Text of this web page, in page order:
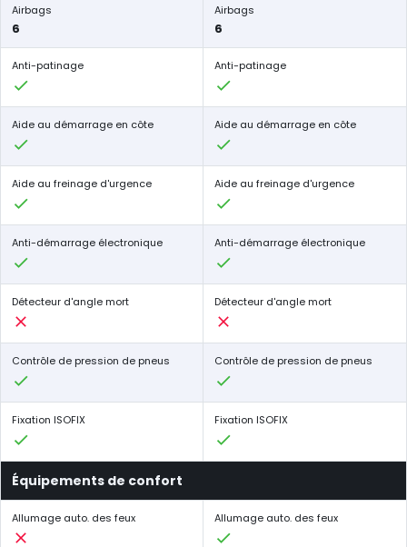
Airbags
6
Airbags
6
Anti-patinage Anti-patinage
Aide au démarrage en côte Aide au démarrage en côte
Aide au freinage d'urgence Aide au freinage d'urgence
Anti-démarrage électronique Anti-démarrage électronique
Détecteur d'angle mort Détecteur d'angle mort
Contrôle de pression de pneus Contrôle de pression de pneus
Fixation ISOFIX Fixation ISOFIX
Équipements de confort
Allumage auto. des feux Allumage auto. des feux